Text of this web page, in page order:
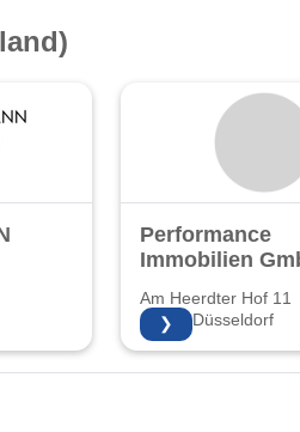
Performance
Immobilien
Am Heerdter Hof 11
40549 Düsseldorf
❯